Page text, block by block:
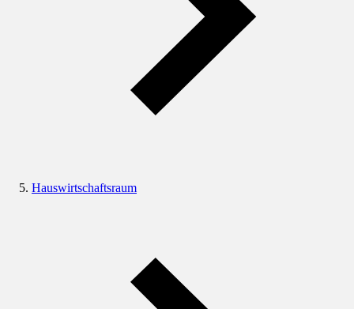
Hauswirtschaftsraum